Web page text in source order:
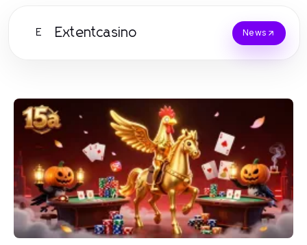
E Extentcasino News